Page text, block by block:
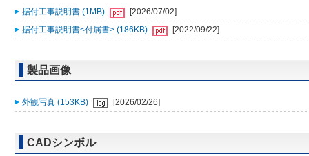
据付工事説明書 (1MB)
[2026/07/02]
据付工事説明書<付属書> (186KB)
[2022/09/22]
製品画像
外観写真 (153KB) [2026/02/26]
CADシンボル